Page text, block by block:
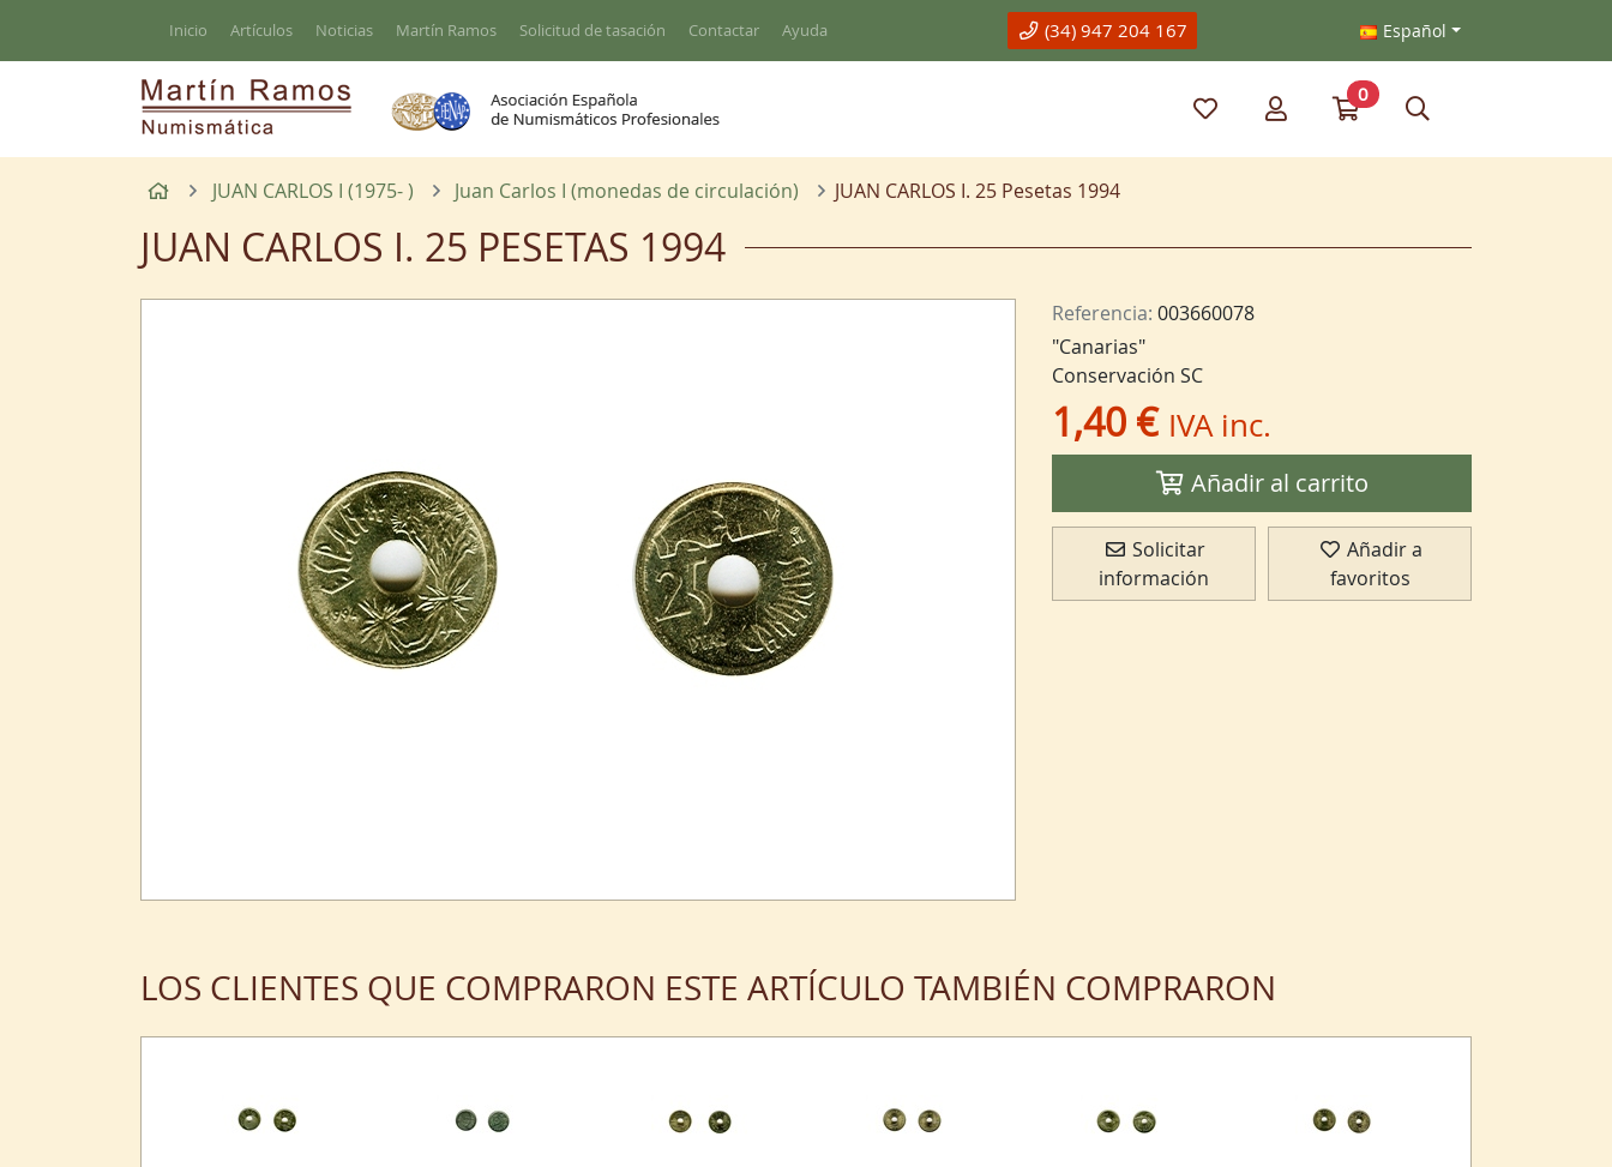
Inicio Artículos Noticias Martín Ramos Solicitud de tasación Contactar Ayuda (34) 947 204 167 Español
Mis artículos favoritos
Mi cuentaIr a mi compra
0
InicioJUAN CARLOS I (1975- ) Juan Carlos I (monedas de circulación) JUAN CARLOS I. 25 Pesetas 1994
JUAN CARLOS I. 25 PESETAS 1994
Referencia: 003660078
"Canarias"
Conservación SC
1,40 € IVA inc.
Añadir al carrito
Solicitar
información
Añadir a
favoritos
LOS CLIENTES QUE COMPRARON ESTE ARTÍCULO TAMBIÉN COMPRARON